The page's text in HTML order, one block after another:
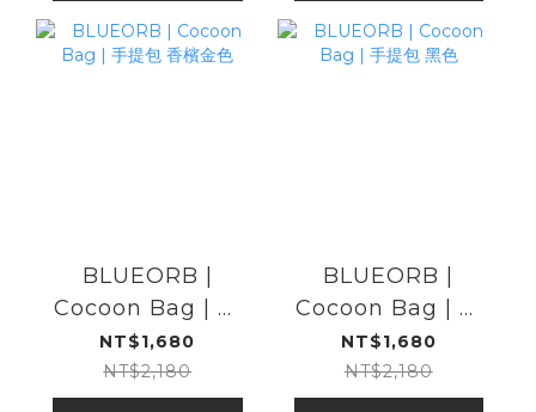
BLUEORB |
Cocoon Bag | 手
提包 香檳金色
NT$1,680
NT$2,180
BLUEORB |
Cocoon Bag | 手
提包 黑色
NT$1,680
NT$2,180